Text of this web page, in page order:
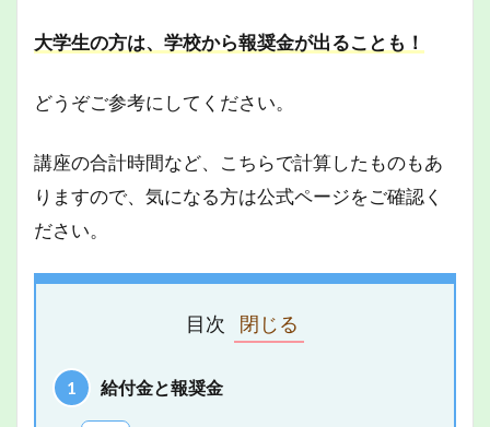
大学生の方は、学校から報奨金が出ることも！
どうぞご参考にしてください。
講座の合計時間など、こちらで計算したものもあ
りますので、気になる方は公式ページをご確認く
ださい。
目次
1 給付金と報奨金